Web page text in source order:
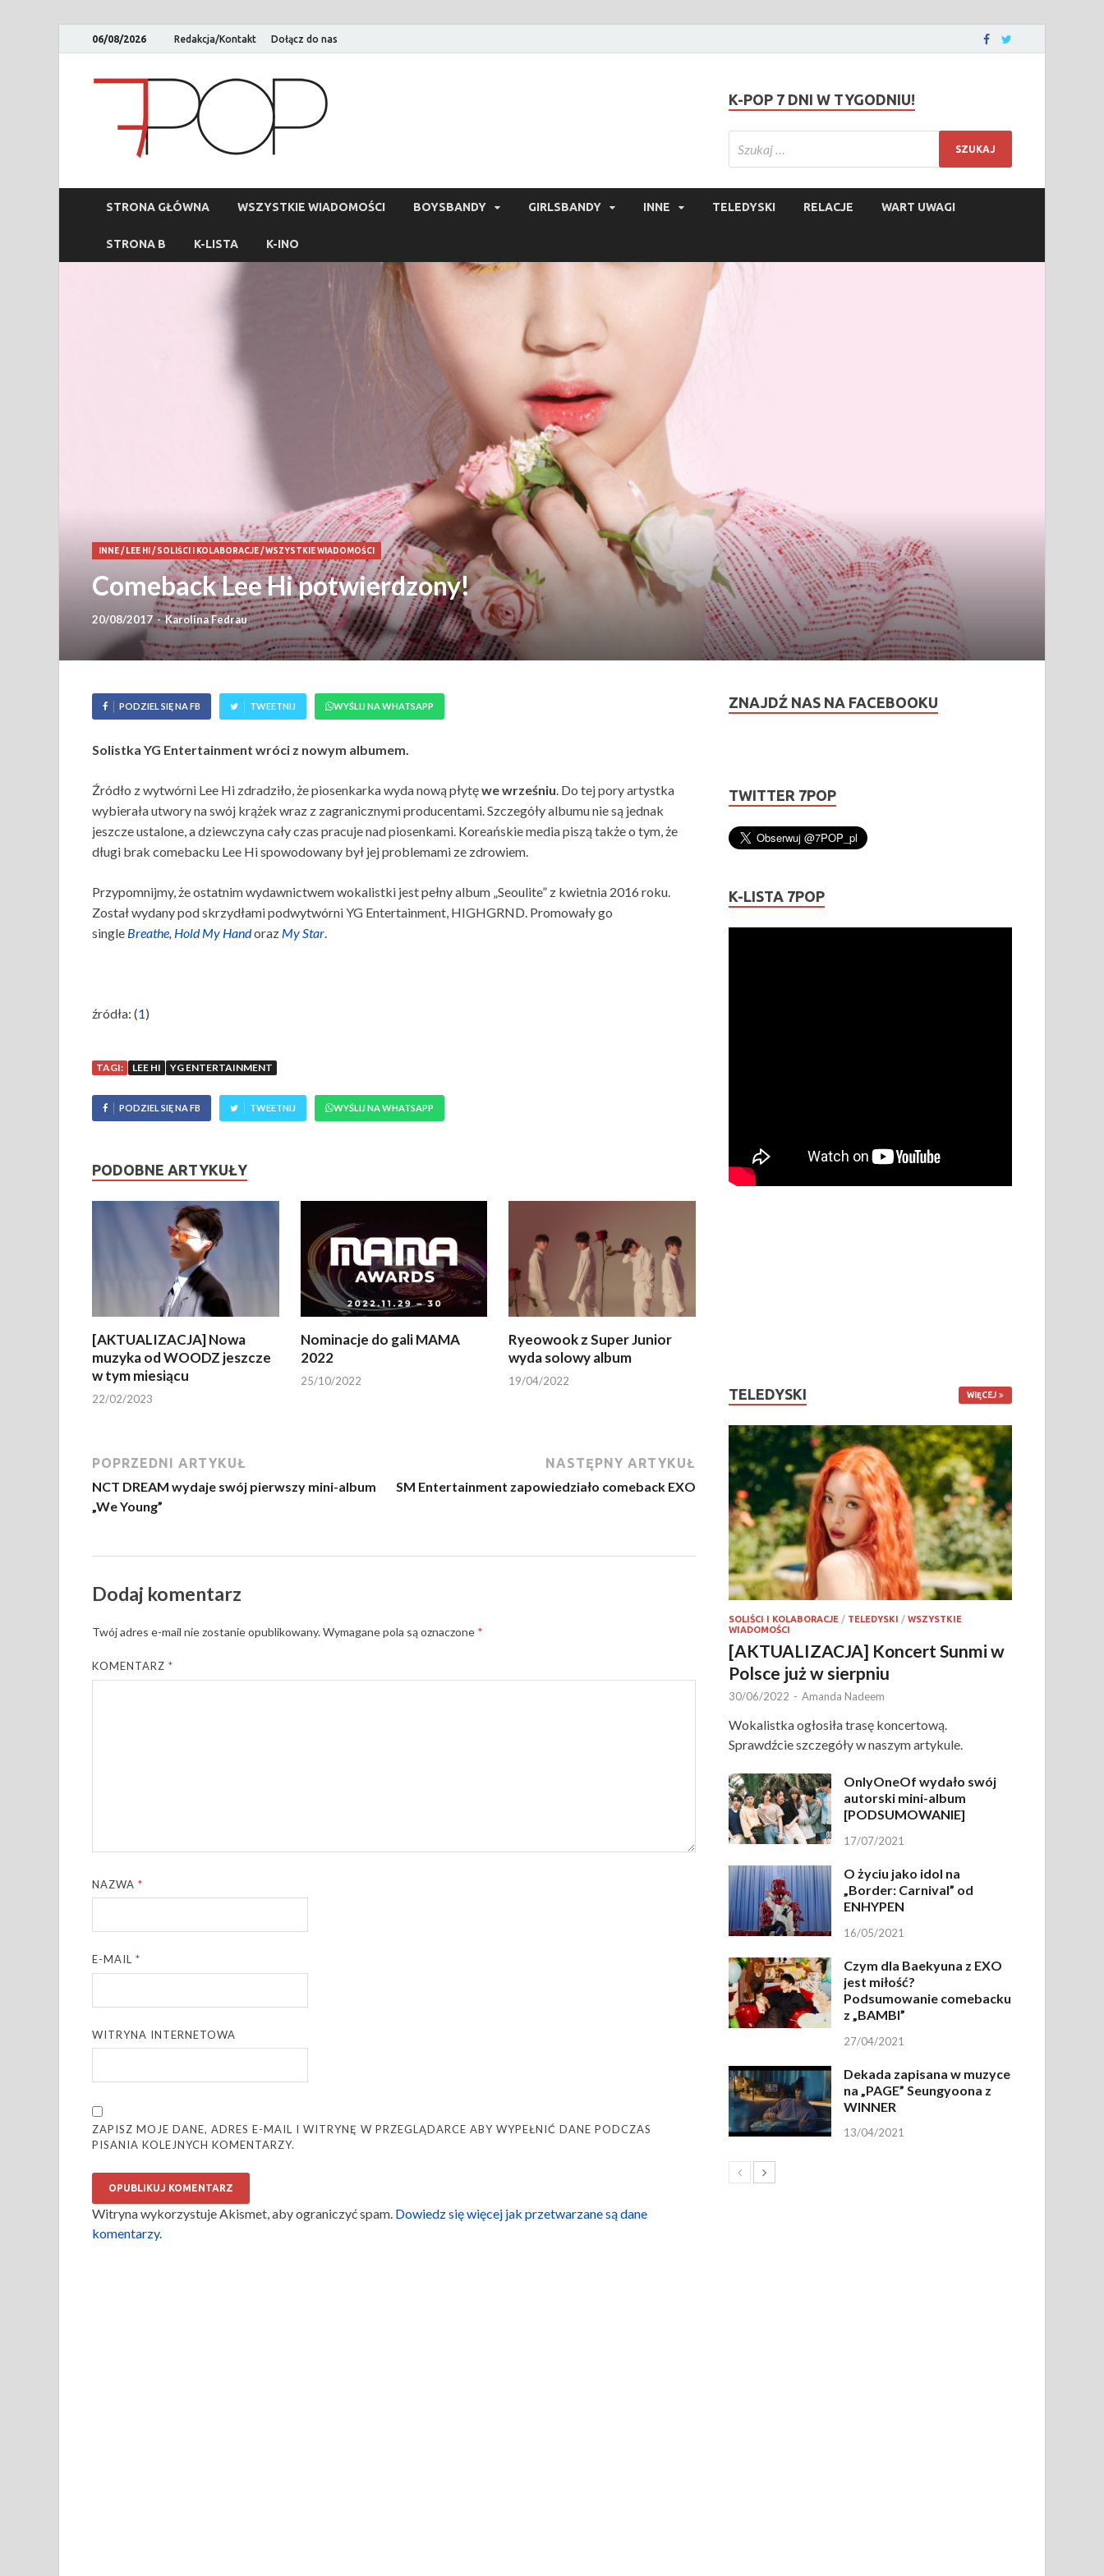
06/08/2026 Redakcja/Kontakt Dołącz do nas
K-POP 7 DNI W TYGODNIU!
STRONA GŁÓWNA WSZYSTKIE WIADOMOŚCI BOYSBANDY GIRLSBANDY INNE TELEDYSKI RELACJE WART UWAGI
STRONA B K-LISTA K-INO
INNE/ LEE HI / SOLIŚCI I KOLABORACJE/WSZYSTKIE WIADOMOŚCI
Comeback Lee Hi potwierdzony!
20/08/2017-Karolina Fedrau
PODZIEL SIĘ NA FB TWEETNIJ WYŚLIJ NA WHATSAPP
Solistka YG Entertainment wróci z nowym albumem.
Źródło z wytwórni Lee Hi zdradziło, że piosenkarka wyda nową płytęwe wrześniu. Do tej pory artystka
wybierała utwory na swój krążek wraz z zagranicznymi producentami. Szczegóły albumu nie są jednak
jeszcze ustalone, a dziewczyna cały czas pracuje nad piosenkami. Koreańskie media piszą także o tym, że
długi brak comebacku Lee Hi spowodowany był jej problemami ze zdrowiem.
Przypomnijmy, że ostatnim wydawnictwem wokalistki jest pełny album „Seoulite” z kwietnia 2016 roku.
Został wydany pod skrzydłami podwytwórni YG Entertainment, HIGHGRND. Promowały go
single Breathe, Hold My Handoraz My Star.
źródła: (1)
TAGI: LEE HI YG ENTERTAINMENT
PODZIEL SIĘ NA FB TWEETNIJ WYŚLIJ NA WHATSAPP
PODOBNE ARTYKUŁY
[AKTUALIZACJA] Nowa
muzyka od WOODZ jeszcze
w tym miesiącu
22/02/2023
Nominacje do gali MAMA
2022
25/10/2022
Ryeowook z Super Junior
wyda solowy album
19/04/2022
POPRZEDNI ARTYKUŁ
NCT DREAM wydaje swój pierwszy mini-album
„We Young”
NASTĘPNY ARTYKUŁ
SM Entertainment zapowiedziało comeback EXO
Dodaj komentarz
Twój adres e-mail nie zostanie opublikowany.Wymagane pola są oznaczone *
KOMENTARZ*
NAZWA*
E-MAIL*
WITRYNA INTERNETOWA
ZAPISZ MOJE DANE, ADRES E-MAIL I WITRYNĘ W PRZEGLĄDARCE ABY WYPEŁNIĆ DANE PODCZAS
PISANIA KOLEJNYCH KOMENTARZY.
Witryna wykorzystuje Akismet, aby ograniczyć spam. Dowiedz się więcej jak przetwarzane są dane
komentarzy.
ZNAJDŹ NAS NA FACEBOOKU
TWITTER 7POP
K-LISTA 7POP
TELEDYSKI WIĘCEJ
SOLIŚCI I KOLABORACJE / TELEDYSKI /WSZYSTKIE
WIADOMOŚCI
[AKTUALIZACJA] Koncert Sunmi w
Polsce już w sierpniu
30/06/2022 - Amanda Nadeem
Wokalistka ogłosiła trasę koncertową.
Sprawdźcie szczegóły w naszym artykule.
OnlyOneOf wydało swój
autorski mini-album
[PODSUMOWANIE]
17/07/2021
O życiu jako idol na
„Border: Carnival” od
ENHYPEN
16/05/2021
Czym dla Baekyuna z EXO
jest miłość?
Podsumowanie comebacku
z „BAMBI”
27/04/2021
Dekada zapisana w muzyce
na „PAGE” Seungyoona z
WINNER
13/04/2021